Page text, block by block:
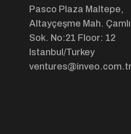
Pasco Plaza Maltepe,
Altayçeşme Mah. Çamlı
Sok. No:21 Floor: 12
Istanbul/Turkey